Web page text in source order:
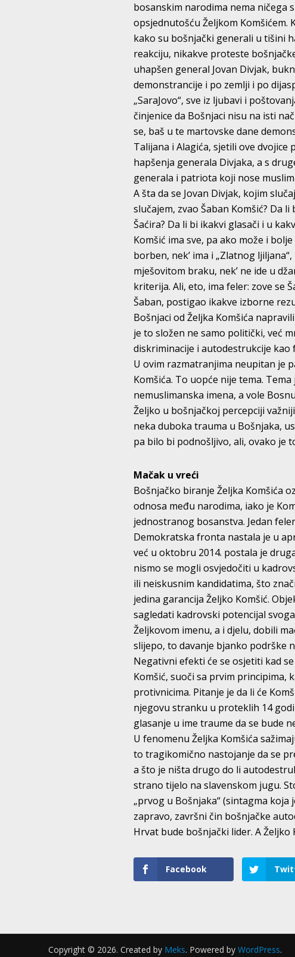
bosanskim narodima nema ničega
opsjednutošću Željkom Komšićem.
kako su bošnjački generali u tišini
reakciju, nikakve proteste
uhapšen general Jovan Divjak,
demonstrancije i po zemlji i po
„SaraJovo“, sve iz ljubavi i
činjenice da Bošnjaci nisu na isti
se, baš u te martovske dane
Talijana i Alagića, sjetili ove
hapšenja generala Divjaka, a s
generala i patriota koji nose
A šta da se Jovan Divjak, kojim
slučajem, zvao Šaban Komšić? Da
Šaćira? Da li bi ikakvi glasači i u
Komšić ima sve, pa ako može i
borben, nek’ ima i „Zlatnog
mješovitom braku, nek’ ne ide u
kriterija. Ali, eto, ima feler: zove se
Šaban, postigao ikakve izborne
Bošnjaci od Željka Komšića
je to složen ne samo politički, već
diskriminacije i autodestrukcije kao
U ovim razmatranjima neupitan je
Komšića. To uopće nije tema.
nemuslimanska imena, a vole
Željko u bošnjačkoj percepciji
neka duboka trauma u Bošnjaka,
pa bilo bi podnošljivo, ali, ovako je
Mačak u vreći
Bošnjačko biranje Željka Komšića
odnosa među narodima, iako je
jednostranog bosanstva. Jedan
Demokratska fronta nastala je u
već u oktobru 2014. postala je
nismo se mogli osvjedočiti u
ili neiskusnim kandidatima, što
jedina garancija Željko Komšić.
sagledati kadrovski potencijal
Željkovom imenu, a i djelu, dobili
slijepo, to davanje bjanko podrške
Negativni efekti će se osjetiti kad
Komšić, suoči sa prvim principima,
protivnicima. Pitanje je da li će
njegovu stranku u proteklih 14
glasanje u ime traume da se bude
U fenomenu Željka Komšića
to tragikomično nastojanje da se
a što je ništa drugo do li
strano tijelo na slavenskom jugu.
„prvog u Bošnjaka“ (sintagma koja
zapravo, završni čin bošnjačke
Hrvat bude bošnjački lider. A Željko
Facebook
Copyright © 2026. Created by Meks. Powered by WordPress.